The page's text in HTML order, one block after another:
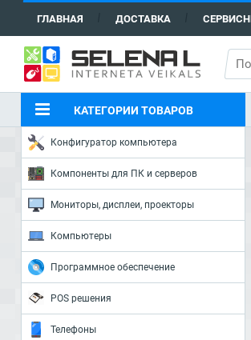
ГЛАВНАЯ ДОСТАВКА
КАТЕГОРИИ ТОВАРОВ
Конфигуратор компьютера
Компоненты для ПК и серверов
Мониторы, дисплеи, проекторы
Компьютеры
Программное обеспечение
POS решения
Телефоны